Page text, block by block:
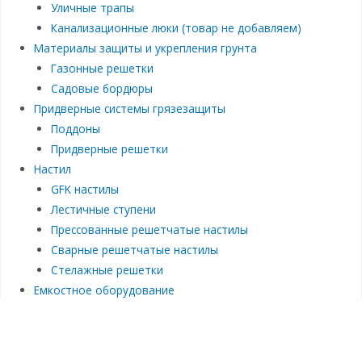
Уличные трапы
Канализационные люки (товар не добавляем)
Материалы защиты и укрепления грунта
Газонные решетки
Садовые бордюры
Придверные системы грязезащиты
Поддоны
Придверные решетки
Настил
GFK настилы
Лестичные ступени
Прессованные решетчатые настилы
Сварные решетчатые настилы
Стелажные решетки
Емкостное оборудование